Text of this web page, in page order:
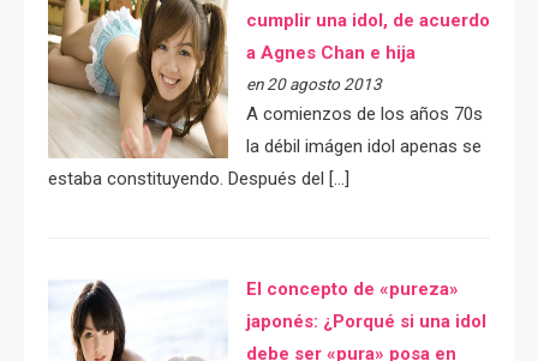
cumplir una idol, de acuerdo
a Agnes Chan e hija
en 20 agosto 2013
A comienzos de los años 70s
la débil imágen idol apenas se
estaba constituyendo. Después del […]
El concepto de «pureza»
japonés: ¿Porqué si una idol
debe ser «pura» posa en